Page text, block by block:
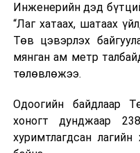
өдөр тутмын ажлын
практик ур чадварыг
Сургалтыг
жишээнд суурилсан
танилцах, онцгой
онол, практик
байна.
Инженерийн дэд
“Лаг хатаах, шатаах
Төв цэвэрлэх
мянган ам метр
төлөвлөжээ.
Одоогийн байдлаар
хоногт дунджаар
хуримтлагдсан